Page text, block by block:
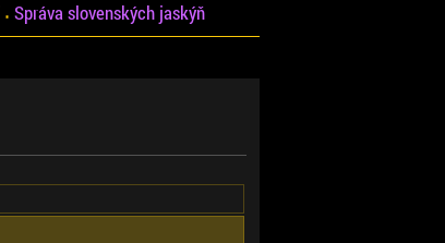
Správa slovenských jaskýň